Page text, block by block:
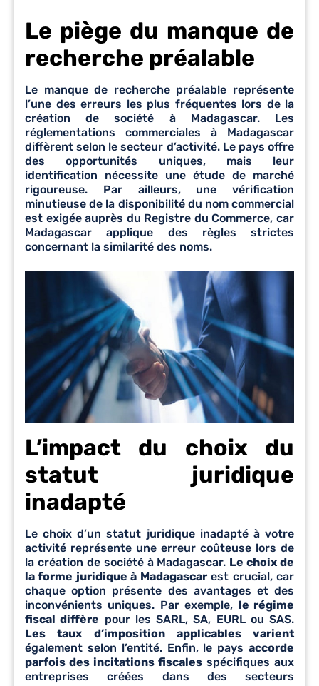
Le piège du manque de
recherche préalable
Le manque de recherche préalable représente
l’une des erreurs les plus fréquentes lors de la
création de société à Madagascar. Les
réglementations commerciales à Madagascar
diffèrent selon le secteur d’activité. Le pays offre
des opportunités uniques, mais leur
identification nécessite une étude de marché
rigoureuse. Par ailleurs, une vérification
minutieuse de la disponibilité du nom commercial
est exigée auprès du Registre du Commerce, car
Madagascar applique des règles strictes
concernant la similarité des noms.
L’impact du choix du
statut juridique
inadapté
Le choix d’un statut juridique inadapté à votre
activité représente une erreur coûteuse lors de
la création de société à Madagascar. Le choix de
la forme juridique à Madagascarest crucial, car
chaque option présente des avantages et des
inconvénients uniques. Par exemple, le régime
fiscal diffère pour les SARL, SA, EURL ou SAS.
Les taux d’imposition applicables varient
également selon l’entité. Enfin, le pays accorde
parfois des incitations fiscales spécifiques aux
entreprises créées dans des secteurs